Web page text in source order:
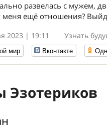
развелась с мужем,
меня ещё отношения?
2023 | 19:11
Узнать
мир Вконтакте
Эзотериков